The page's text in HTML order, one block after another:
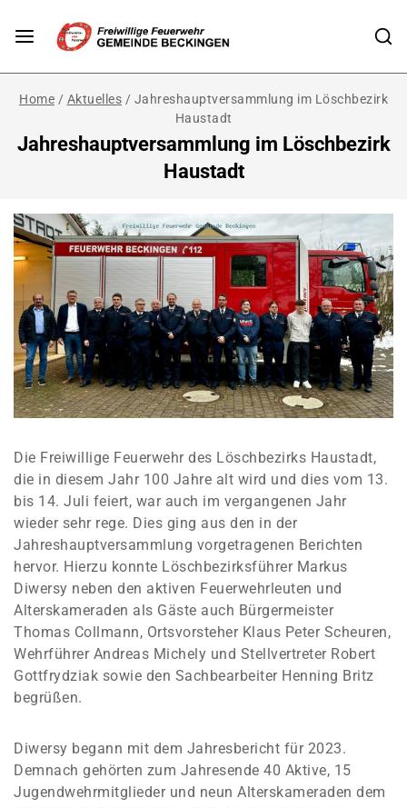
Home / Aktuelles / Jahreshauptversammlung im Löschbezirk
Haustadt
Jahreshauptversammlung im Löschbezirk
Haustadt
Die Freiwillige Feuerwehr des Löschbezirks Haustadt,
die in diesem Jahr 100 Jahre alt wird und dies vom 13.
bis 14. Juli feiert, war auch im vergangenen Jahr
wieder sehr rege. Dies ging aus den in der
Jahreshauptversammlung vorgetragenen Berichten
hervor. Hierzu konnte Löschbezirksführer Markus
Diwersy neben den aktiven Feuerwehrleuten und
Alterskameraden als Gäste auch Bürgermeister
Thomas Collmann, Ortsvorsteher Klaus Peter Scheuren,
Wehrführer Andreas Michely und Stellvertreter Robert
Gottfrydziak sowie den Sachbearbeiter Henning Britz
begrüßen.
Diwersy begann mit dem Jahresbericht für 2023.
Demnach gehörten zum Jahresende 40 Aktive, 15
Jugendwehrmitglieder und neun Alterskameraden dem